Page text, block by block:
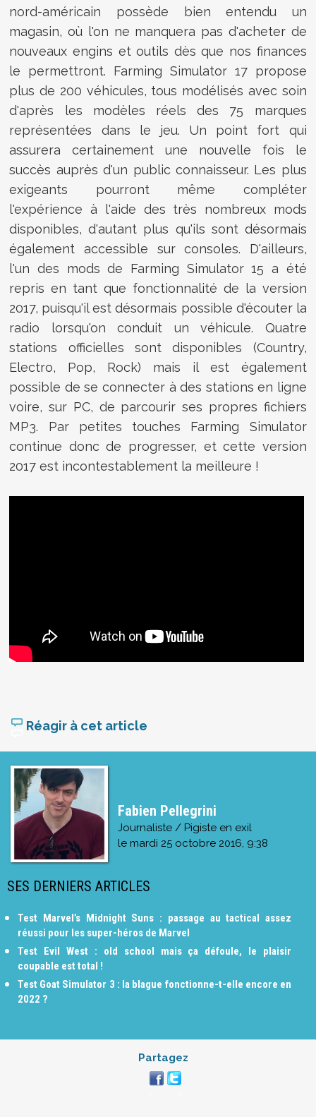
nord-américain possède bien entendu un
magasin, où l'on ne manquera pas d'acheter de
nouveaux engins et outils dès que nos finances
le permettront. Farming Simulator 17 propose
plus de 200 véhicules, tous modélisés avec soin
d'après les modèles réels des 75 marques
représentées dans le jeu. Un point fort qui
assurera certainement une nouvelle fois le
succès auprès d'un public connaisseur. Les plus
exigeants pourront même compléter
l'expérience à l'aide des très nombreux mods
disponibles, d'autant plus qu'ils sont désormais
également accessible sur consoles. D'ailleurs,
l'un des mods de Farming Simulator 15 a été
repris en tant que fonctionnalité de la version
2017, puisqu'il est désormais possible d'écouter la
radio lorsqu'on conduit un véhicule. Quatre
stations officielles sont disponibles (Country,
Electro, Pop, Rock) mais il est également
possible de se connecter à des stations en ligne
voire, sur PC, de parcourir ses propres fichiers
MP3. Par petites touches Farming Simulator
continue donc de progresser, et cette version
2017 est incontestablement la meilleure !
Réagir à cet article
Fabien Pellegrini
Journaliste / Pigiste en exil
le mardi 25 octobre 2016, 9:38
SES DERNIERS ARTICLES
Test Marvel’s Midnight Suns : passage au tactical assez
réussi pour les super-héros de Marvel
Test Evil West : old school mais ça défoule, le plaisir
coupable est total !
Test Goat Simulator 3 : la blague fonctionne-t-elle encore en
2022 ?
Partagez